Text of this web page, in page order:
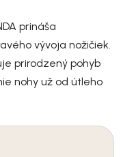
prináša
vývoja nožičiek.
prirodzený pohyb
nohy už od útleho